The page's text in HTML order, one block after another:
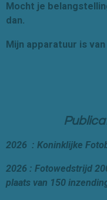
Mocht je
dan.
Mijn apparatuur is van
2026 : Koninklijke
2026 : Fotowedstrijd
plaats van 150